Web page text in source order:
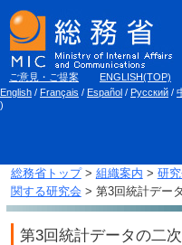
ご意見・ご提案 ENGLISH(TOP)
English / Français / Español / Русский /
)
総務省トップ> 組織案内 > 研
関する研究会 > 第3回統計デー
第3回統計データの二